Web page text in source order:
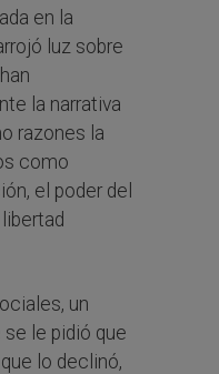
en la
luz sobre
la narrativa
razones la
como
el poder del
un
le pidió que
lo declinó,